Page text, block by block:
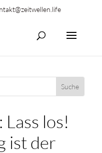
los!
ist der